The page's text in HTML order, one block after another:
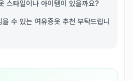
스타일이나 아이템이 있을까요?
수 있는 여유증옷 추천 부탁드립니